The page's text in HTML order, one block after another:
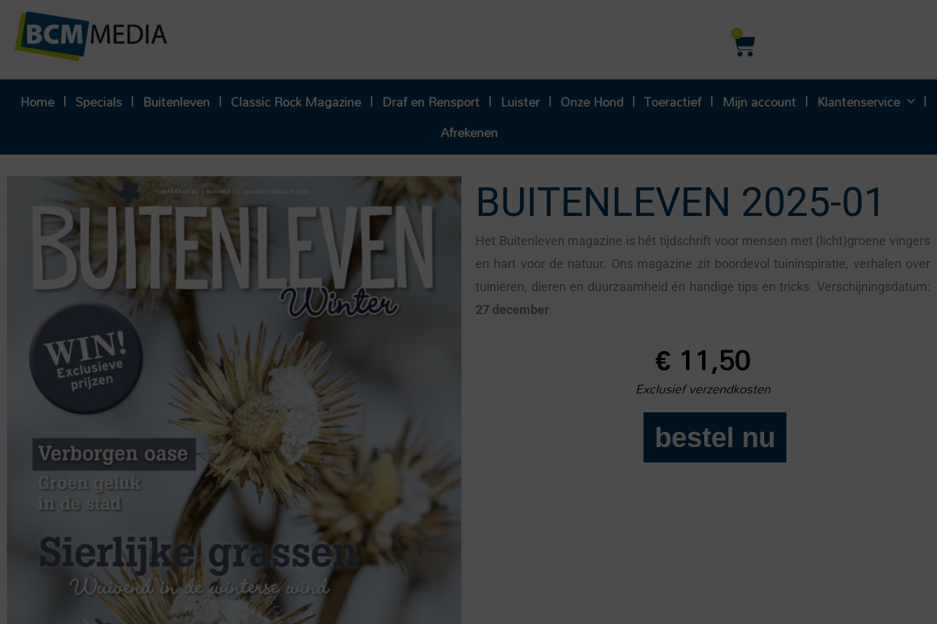
naar
0
Winkelwagen
Home Specials Buitenleven Classic Rock Magazine Draf en Rensport Luister Onze Hond Toeractief Mijn account
Klantenservice
Afrekenen
BUITENLEVEN 2025-01
Het Buitenleven magazine is hét tijdschrift voor mensen met (licht)groene vingers
en hart voor de natuur. Ons magazine zit boordevol tuininspiratie, verhalen over
tuinieren, dieren en duurzaamheid én handige tips en tricks. Verschijningsdatum:
27 december.
€11,50
Exclusief verzendkosten
Buitenleven
2025-
bestel nu